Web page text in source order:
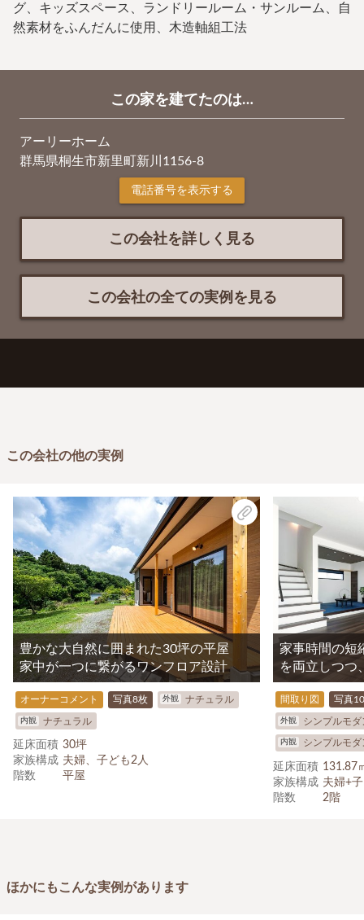
グ、キッズスペース、ランドリールーム・サンルーム、自
然素材をふんだんに使用、木造軸組工法
この家を建てたのは…
アーリーホーム
群馬県桐生市新里町新川1156-8
電話番号を表示する
この会社を詳しく見る
この会社の全ての実例を見る
この会社の他の実例
豊かな大自然に囲まれた30坪の平屋
家中が一つに繋がるワンフロア設計
オーナーコメント 写真8枚 外観 ナチュラル
内観 ナチュラル
延床面積 30坪
家族構成 夫婦、子ども2人
階数
平屋
家事時間の短
を両立しつつ
間取り図 写真
外観 シンプルモ
内観 シンプルモ
延床面積 131.87
家族構成 夫婦+
階数
2階
ほかにもこんな実例があります